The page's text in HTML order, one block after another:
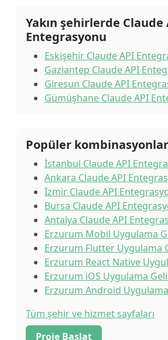
Yakın şehirlerde Claude
Entegrasyonu
Eskişehir Claude API
Gaziantep Claude API
Giresun Claude API
Gümüşhane Claude API
Popüler kombinasyonlar
İstanbul Claude API
Ankara Claude API
İzmir Claude API
Bursa Claude API
Antalya Claude API
Erzurum Mobil Uygulama
Erzurum Flutter Uygulama
Erzurum React Native
Erzurum iOS Uygulama
Erzurum Android
Tüm şehir ve hizmet sayfaları
Proje Başlat